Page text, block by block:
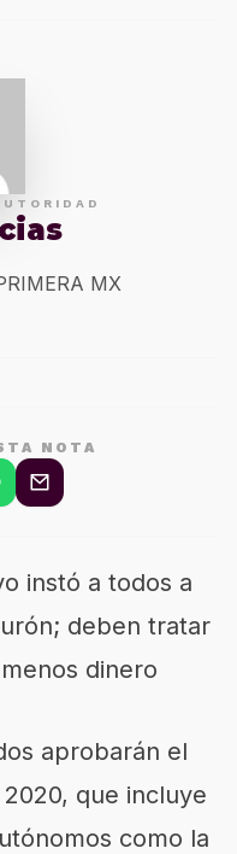
MX
NOTA
instó a todos a
deben tratar
dinero
aprobarán el
que incluye
como la